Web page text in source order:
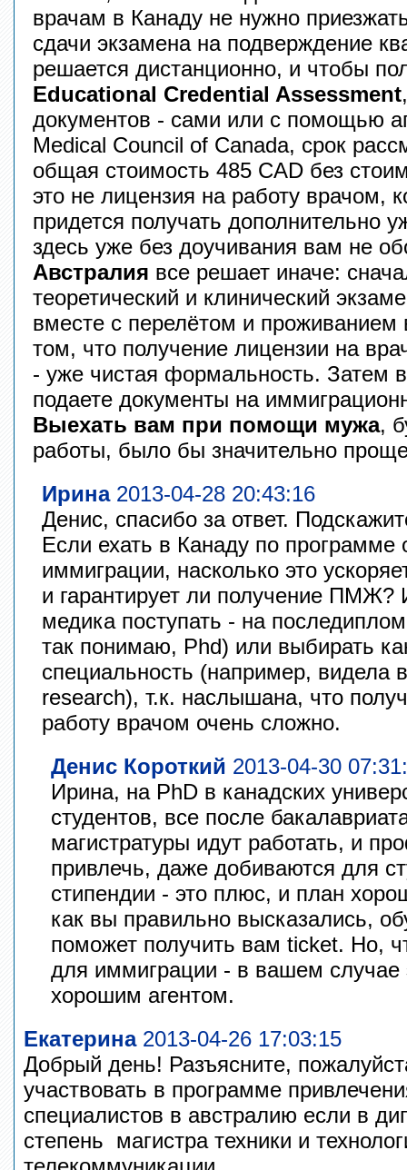
врачам в Канаду не нужно
сдачи экзамена на подверждение
решается дистанционно, и чтобы
Educational Credential Assessment
документов - сами или с помощью
Medical Council of Canada, срок
общая стоимость 485 CAD без
это не лицензия на работу врачом,
придется получать дополнительно
здесь уже без доучивания вам не
Австралия все решает иначе:
теоретический и клинический
вместе с перелётом и проживанием
том, что получение лицензии на
- уже чистая формальность. Затем
подаете документы на
Выехать вам при помощи мужа,
работы, было бы значительно
Ирина2013-04-28 20:43:16
Денис, спасибо за ответ.
Если ехать в Канаду по программе
иммиграции, насколько это
и гарантирует ли получение ПМЖ?
медика поступать - на
так понимаю, Phd) или выбирать
специальность (например, видела
researсh), т.к. наслышана, что
работу врачом очень сложно.
Денис Короткий 2013-04-30
Ирина, на PhD в канадских
студентов, все после
магистратуры идут работать, и
привлечь, даже добиваются для
стипендии - это плюс, и план
как вы правильно высказались,
поможет получить вам ticket. Но,
для иммиграции - в вашем случае
хорошим агентом.
Екатерина2013-04-26 17:03:15
Добрый день! Разъясните,
участвовать в программе
специалистов в австралию если в
степень магистра техники и